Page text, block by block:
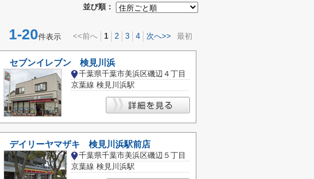
並び順：
1-20件表示 <<前へ 1 2 3 4 次へ>> 最初
セブンイレブン 検見川浜
千葉県千葉市美浜区磯辺４丁目
京葉線 検見川浜駅
デイリーヤマザキ 検見川浜駅前店
千葉県千葉市美浜区磯辺５丁目
京葉線 検見川浜駅